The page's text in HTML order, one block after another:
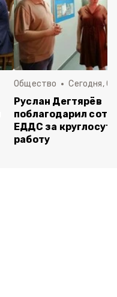
Общество Сегодня,
Руслан Дегтярёв
поблагодарил
ЕДДС за
работу